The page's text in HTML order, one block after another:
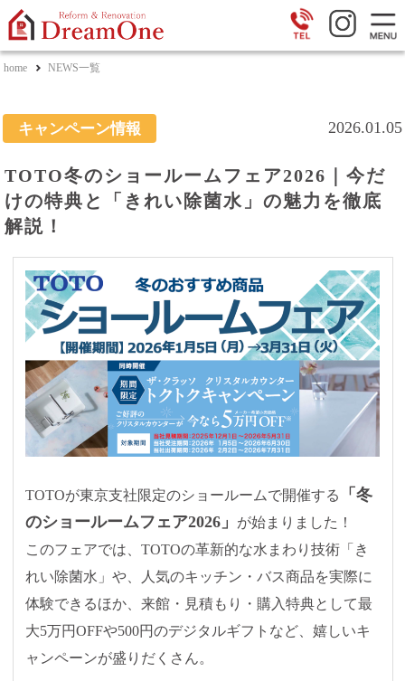
home NEWS一覧
キャンペーン情報 2026.01.05
TOTO冬のショールームフェア2026｜今だ
けの特典と「きれい除菌水」の魅力を徹底
解説！
TOTOが東京支社限定のショールームで開催する
「冬
のショールームフェア2026」
が始まりました！
このフェアでは、TOTOの革新的な水まわり技術「き
れい除菌水」や、人気のキッチン・バス商品を実際に
体験できるほか、来館・見積もり・購入特典として最
大5万円OFFや500円のデジタルギフトなど、嬉しいキ
ャンペーンが盛りだくさん。